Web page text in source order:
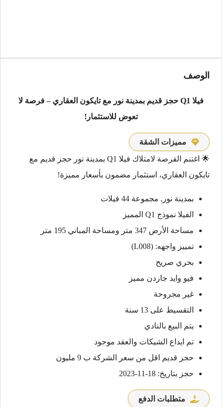
الوصف
فيلا Q1 حجز قديم بمدينة نور مع تايكون العقاري – فرصة لا
تعوض للاستثمار!
مميزات الشقة
🌟 اغتنم الفرصة لامتلاك فيلا Q1 بمدينة نور حجز قديم مع
تايكون العقاري، استثمار مضمون بأسعار مميزة!
بمدينة نور, مجموعة 44 فيلات
الفيلا نموذج Q1 المميز
مساحة الأرض 347 متر ومساحة المباني 195 متر
تمييز واجهه: (L008)
بحري صريح
فيو وايد جاردن مميز
غير مجروحة
التقسيط على 13 سنة
يتم البيع بالنادي
تم ايداع الشيكات والعقد موجود
حجز قديم اقل من سعر الشركة ب 9 مليون
حجز بتاريخ: 18-11-2023
متطلبات الدفع